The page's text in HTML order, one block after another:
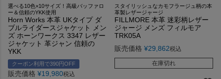
選べる10色×10サイズ！高級バッファロ
ー＆信頼のYKK使用
Horn Works 本革 UKタイプ ダ
ブルライダースジャケット メン
ズ ホーンワークス 3347 レザー
ジャケット 革ジャン 信頼の
YKK
クーポン利用で390円OFF
販売価格 ¥19,980税込
スタイリッシュなカモフラージュ柄の本
革製レザージャージ
FILLMORE 本革 迷彩柄レザー
ジャージ メンズ フィルモア
TRK05A
販売価格 ¥29,862税込
在庫切れ